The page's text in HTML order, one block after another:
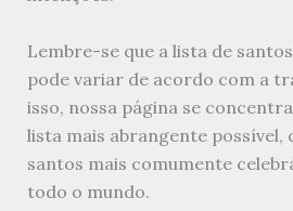
Lembre-se que a lista de
pode variar de acordo com a
isso, nossa página se
lista mais abrangente possível,
santos mais comumente
todo o mundo.